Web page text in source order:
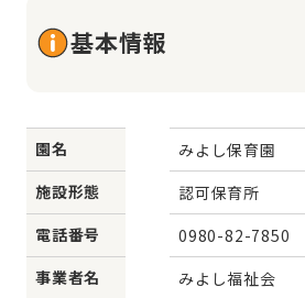
基本情報
園名
みよし保育園
施設形態
認可保育所
電話番号
0980-82-7850
事業者名
みよし福祉会